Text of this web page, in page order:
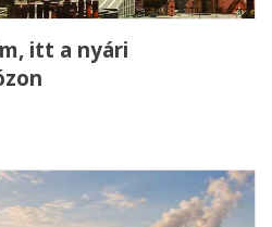
itt a nyári